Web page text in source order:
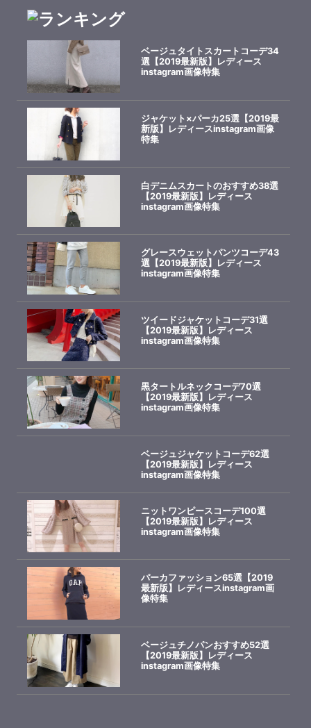
ベージュタイトスカートコーデ34
選【2019最新版】レディース
instagram画像特集
ジャケット×パーカ25選【2019最
新版】レディースinstagram画像
特集
白デニムスカートのおすすめ38選
【2019最新版】レディース
instagram画像特集
グレースウェットパンツコーデ43
選【2019最新版】レディース
instagram画像特集
ツイードジャケットコーデ31選
【2019最新版】レディース
instagram画像特集
黒タートルネックコーデ70選
【2019最新版】レディース
instagram画像特集
ベージュジャケットコーデ62選
【2019最新版】レディース
instagram画像特集
ニットワンピースコーデ100選
【2019最新版】レディース
instagram画像特集
パーカファッション65選【2019
最新版】レディースinstagram画
像特集
ベージュチノパンおすすめ52選
【2019最新版】レディース
instagram画像特集